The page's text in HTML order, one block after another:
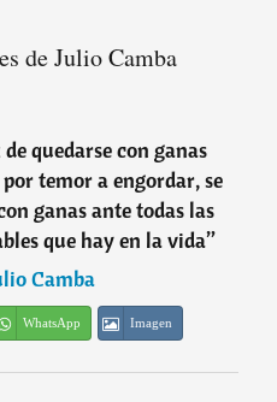
de Julio Camba
quedarse con ganas
temor a engordar, se
ganas ante todas las
que hay en la vida”
Camba
WhatsApp Imagen